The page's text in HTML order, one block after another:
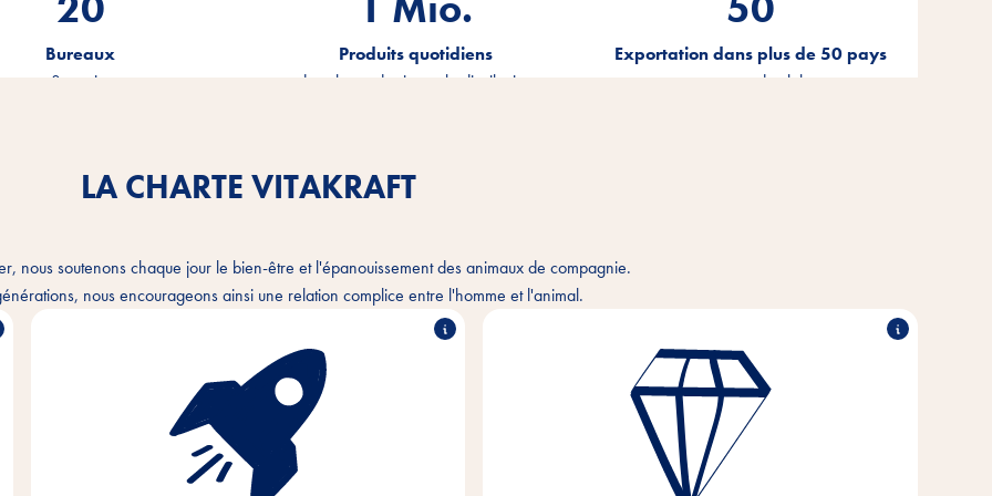
Bureaux
sur 3 continents
Produits quotidiens
dans la production et la distribution
Exportation dans plus de 50 pays
tout autour du globe
LA CHARTE VITAKRAFT
nous soutenons chaque jour le bien-être et l'épanouissement des animaux de compagnie.
nous encourageons ainsi une relation complice entre l'homme et l'animal.
Avec passion et empathie pour les besoins des
animaux de compagnie et de leurs propriétaires,
nous développons, produisons et distribuons des
produits innovants, de haute qualité et adaptés aux
besoins. En agissant de manière durable, nous
Performance exceptionnelle, travail en partenariat,
force d'innovation & action responsable - tels sont
les piliers sur lesquels reposent les valeurs de notre
entreprise.
Ces valeurs fondamentales sont le fondement et